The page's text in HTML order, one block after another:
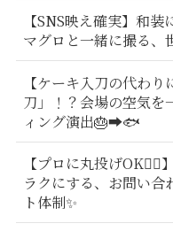
【SNS映え確実】和
マグロと一緒に撮る、
【ケーキ入刀の代わ
刀」！？会場の空気を
ィング演出🎂➡️🐟
【プロに丸投げ
ラクにする、お問い
ト体制✨